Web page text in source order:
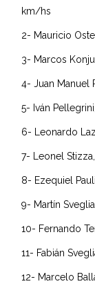
km/hs
2- Mauricio
3- Marcos
4- Juan Manuel
5- Iván
6- Leonardo
7- Leonel
8- Ezequiel
9- Martín
10- Fernando
11- Fabián
12- Marcelo